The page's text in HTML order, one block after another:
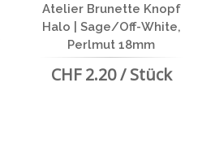
Atelier Brunette Knopf
Halo | Sage/Off-White,
Perlmut 18mm
CHF 2.20 / Stück